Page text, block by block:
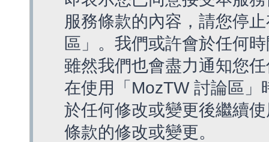
服務條款的內容，請您停
區」。我們或許會於任何
雖然我們也會盡力通知您
在使用「MozTW 討論區
於任何修改或變更後繼續
條款的修改或變更。